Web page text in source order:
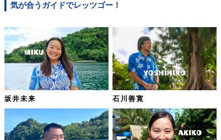
気が合うガイドでレッツゴー！
坂井未来 石川善寛